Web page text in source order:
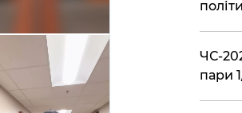
ЧС-
пари